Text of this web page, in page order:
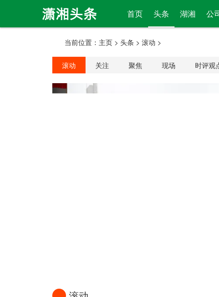
首页 头条 湖湘 公
当前位置： 主页 > 头条 > 滚动 >
滚动 关注 聚焦 现场 时评观